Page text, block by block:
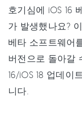
호기심에 iOS 16
가 발생했나요?
베타 소프트웨어
버전으로 돌아갈
16/iOS 18 업데이
니다.